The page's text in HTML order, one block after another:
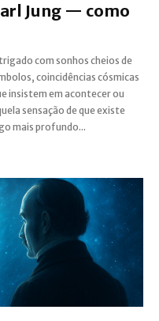
Jung — como
mais profundo...